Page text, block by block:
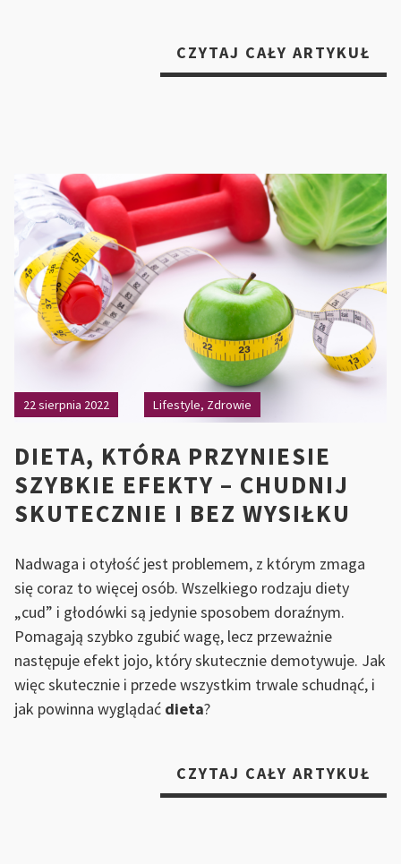
CZYTAJ CAŁY ARTYKUŁ
NA
22 sierpnia 2022 Lifestyle, Zdrowie
DIETA, KTÓRA PRZYNIESIE
SZYBKIE EFEKTY – CHUDNIJ
SKUTECZNIE I BEZ WYSIŁKU
Nadwaga i otyłość jest problemem, z którym zmaga
się coraz to więcej osób. Wszelkiego rodzaju diety
„cud” i głodówki są jedynie sposobem doraźnym.
Pomagają szybko zgubić wagę, lecz przeważnie
następuje efekt jojo, który skutecznie demotywuje. Jak
więc skutecznie i przede wszystkim trwale schudnąć, i
jak powinna wyglądać dieta?
CZYTAJ CAŁY ARTYKUŁ